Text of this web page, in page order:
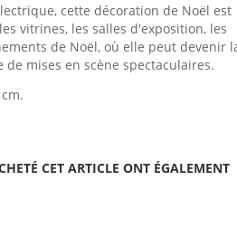
cette décoration de Noël est
vitrines, les salles d'exposition, les
de Noël, où elle peut devenir
mises en scène spectaculaires.
CET ARTICLE ONT ÉGALEMENT